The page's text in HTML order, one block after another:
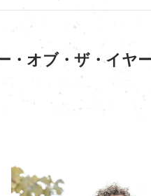
・オブ・ザ・イヤ